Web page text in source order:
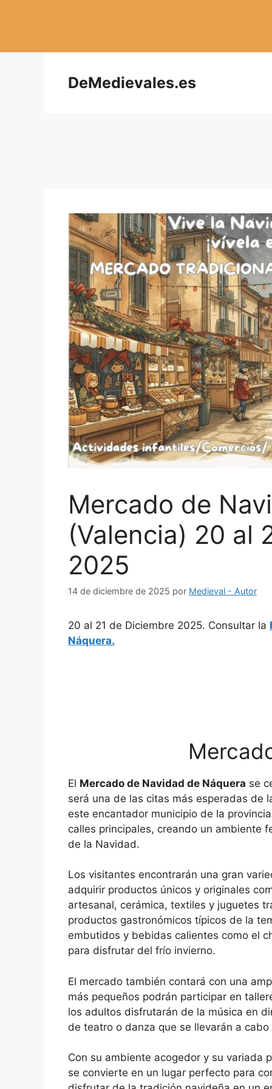
DeMedievales.es
Mercado de
(Valencia) 20 al
2025
14 de diciembre de 2025 por Medieval - Autor
20 al 21 de Diciembre 2025. Consultar la
Náquera.
El Mercado de Navidad de Náquera se
será una de las citas más esperadas de
este encantador municipio de la
calles principales, creando un ambiente
de la Navidad.
Los visitantes encontrarán una gran
adquirir productos únicos y originales
artesanal, cerámica, textiles y juguetes
productos gastronómicos típicos de la
embutidos y bebidas calientes como el
para disfrutar del frío invierno.
El mercado también contará con una
más pequeños podrán participar en
los adultos disfrutarán de la música en
de teatro o danza que se llevarán a
Con su ambiente acogedor y su variada
se convierte en un lugar perfecto para